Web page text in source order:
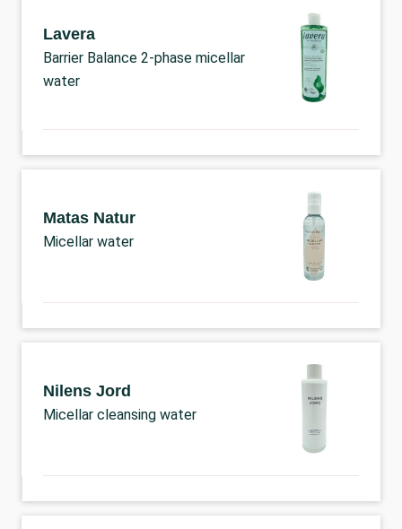
Lavera
Barrier Balance 2-phase micellar
water
Matas Natur
Micellar water
Nilens Jord
Micellar cleansing water